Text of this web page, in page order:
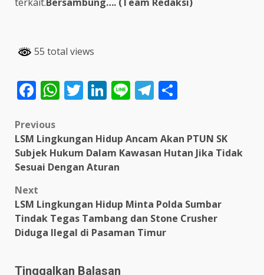
55 total views
Facebook
WhatsApp
Twitter
LinkedIn
LineTelegram
Post
navigation
Previous
LSM Lingkungan Hidup Ancam Akan PTUN SK
Subjek Hukum Dalam Kawasan Hutan Jika Tidak
Sesuai Dengan Aturan
Next
LSM Lingkungan Hidup Minta Polda Sumbar
Tindak Tegas Tambang dan Stone Crusher
Diduga Ilegal di Pasaman Timur
Tinggalkan Balasan